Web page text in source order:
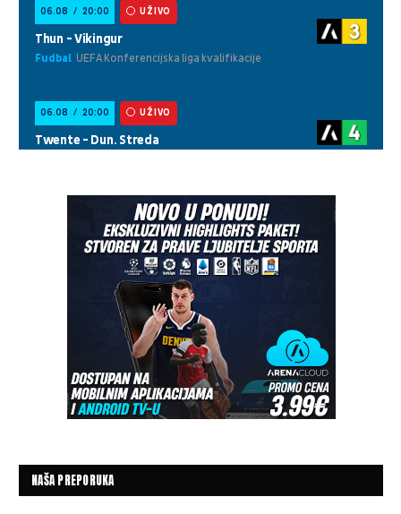
NAŠA PREPORUKA